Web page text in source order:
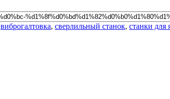
виброгалтовка, сверлильный станок, станки для